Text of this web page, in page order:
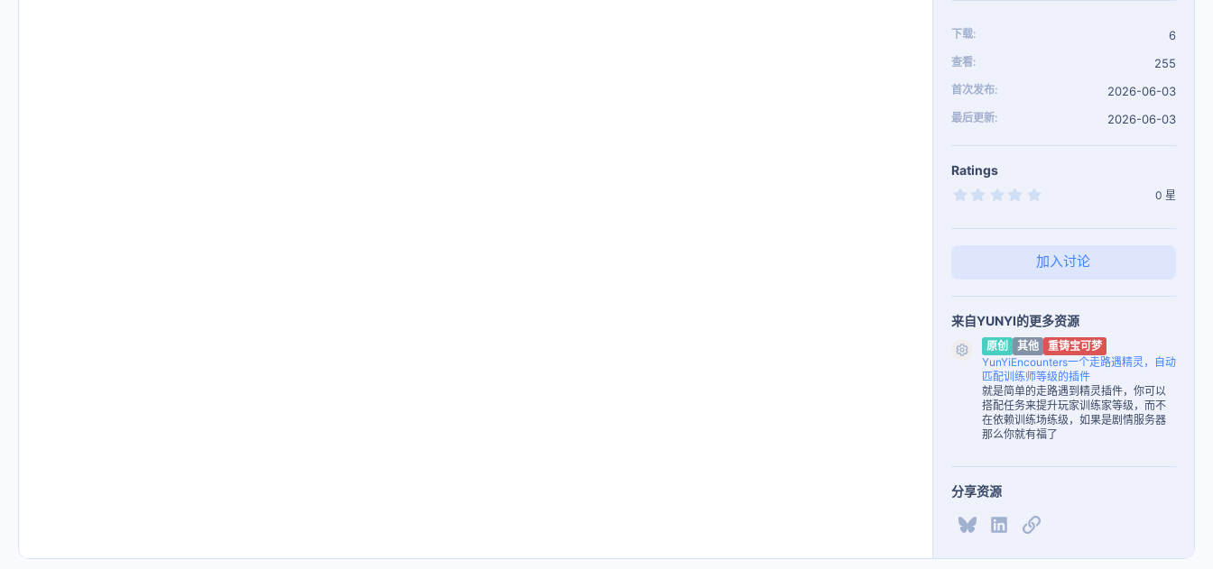
下载 6
查看 255
首次发布 2026-06-03
最后更新 2026-06-03
Ratings
0
0 星
加入讨论
来自YUNYI的更多资源
资源图标
原创 其他
重铸宝可梦
YunYiEncounters一个走路遇精灵，自动
匹配训练师等级的插件
就是简单的走路遇到精灵插件，你可以
搭配任务来提升玩家训练家等级，而不
在依赖训练场练级，如果是剧情服务器
那么你就有福了
分享资源
Bluesky LinkedIn链接